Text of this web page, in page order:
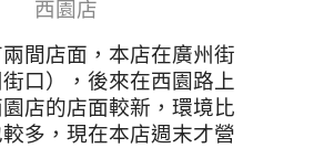
西園店
兩間店面，本店在廣州街
街口），後來在西園路上
店的店面較新，環境比
多，現在本店週末才營